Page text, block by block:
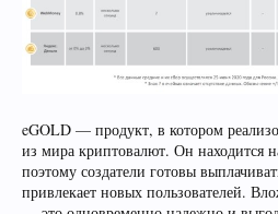
eGOLD — продукт, в котором
из мира криптовалют. Он находится
поэтому создатели готовы
привлекает новых пользователей.